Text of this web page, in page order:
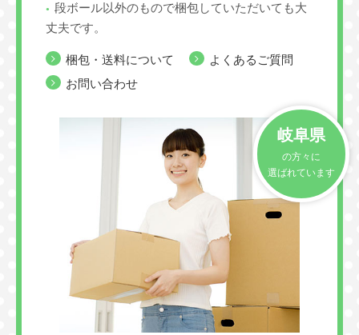
段ボール以外のもので梱包していただいても大
丈夫です。
梱包・送料について
よくあるご質問
お問い合わせ
岐阜県
の方々に
選ばれています